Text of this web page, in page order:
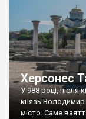
Херсонес
У 988 році, після
князь Володимир
місто. Саме